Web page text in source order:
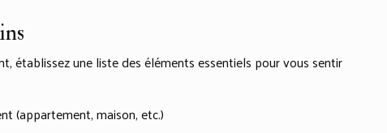
établissez une liste des éléments essentiels pour vous sentir
(appartement, maison, etc.)